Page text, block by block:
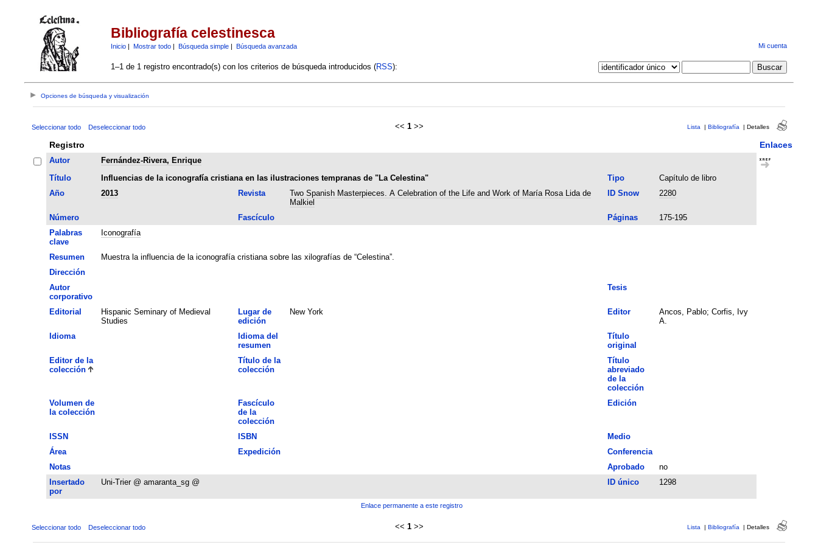
Bibliografía celestinesca
Inicio| Mostrar todo| Búsqueda simple| Búsqueda avanzada Mi cuenta
1–1 de 1 registro encontrado(s) con los criterios de búsqueda introducidos (RSS):
Opciones de búsqueda y visualización
Seleccionar todo Deseleccionar todo << 1 >> Lista | Bibliografía | Detalles
Registro Enlaces
Autor
Fernández-Rivera, Enrique
Título
Influencias de la iconografía cristiana en las ilustraciones tempranas de "La Celestina" Tipo
Capítulo de libro
Año
2013 Revista
Two Spanish Masterpieces. A Celebration of the Life and Work of María Rosa Lida de
Malkiel
ID Snow 2280
Número Fascículo Páginas
175-195
Palabras
clave
Iconografía
Resumen
Muestra la influencia de la iconografía cristiana sobre las xilografías de “Celestina”.
Dirección
Autor
corporativo
Tesis
Editorial
Hispanic Seminary of Medieval
Studies
Lugar de
edición
New York Editor
Ancos, Pablo; Corfis, Ivy
A.
Idioma
Idioma del
resumen
Título
original
Editor de la
colección
Título de la
colección
Título
abreviado
de la
colección
Volumen de
la colección
Fascículo
de la
colección
Edición
ISSN ISBN
Medio
Área
Expedición
Conferencia
Notas
Aprobado
no
Insertado
por
Uni-Trier @ amaranta_sg @ ID único 1298
Enlace permanente a este registro
Seleccionar todo Deseleccionar todo << 1 >> Lista | Bibliografía | Detalles